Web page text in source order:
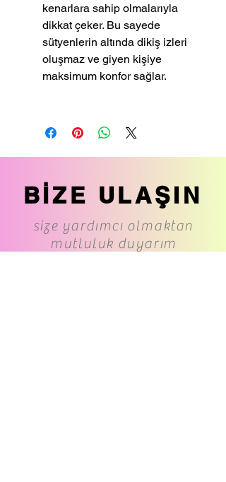
kenarlara sahip olmalarıyla
dikkat çeker. Bu sayede
sütyenlerin altında dikiş izleri
oluşmaz ve giyen kişiye
maksimum konfor sağlar.
BİZE ULAŞIN
size yardımcı olmaktan
mutluluk duyarım